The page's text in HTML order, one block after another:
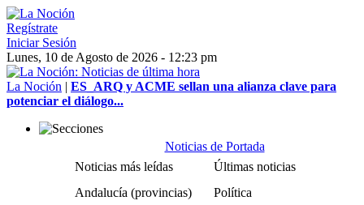
Regístrate
Iniciar Sesión
Lunes, 10 de Agosto de 2026 - 12:23 pm
La Noción | ES_ARQ y ACME sellan una alianza clave para
potenciar el diálogo...
Noticias de Portada
Noticias más leídas
Últimas noticias
Andalucía (provincias)
Política